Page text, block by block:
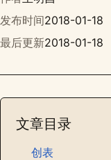
发布时间2018-01-18
最后更新2018-01-18
文章目录
创表